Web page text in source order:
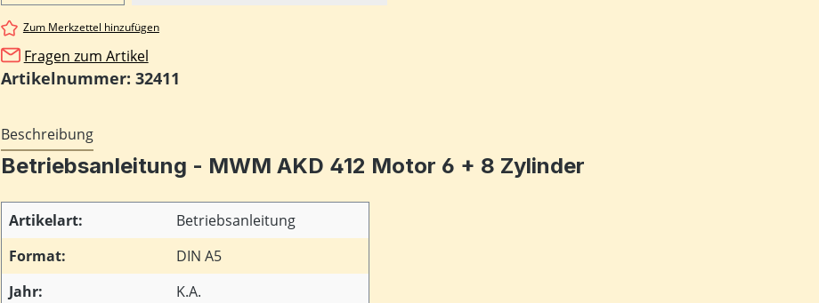
Zum Merkzettel hinzufügen
Fragen zum Artikel
Artikelnummer: 32411
Beschreibung
Betriebsanleitung - MWM AKD 412 Motor 6 + 8 Zylinder
Artikelart:
Betriebsanleitung
Format:
DIN A5
Jahr:
K.A.